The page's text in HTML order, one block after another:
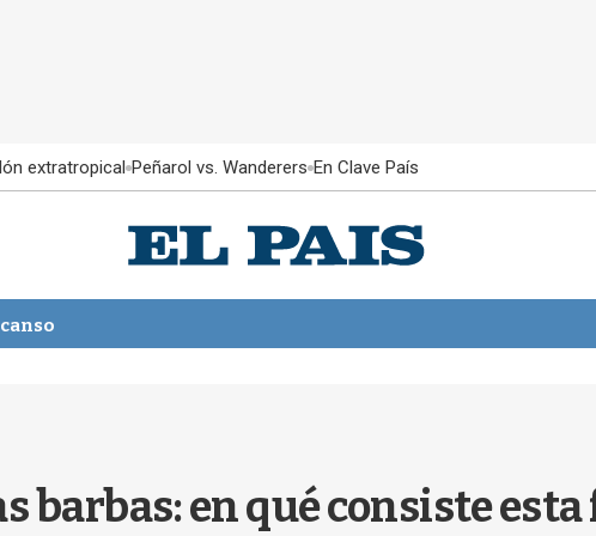
extratropical Peñarol vs. Wanderers En Clave País
barbas: en qué consiste